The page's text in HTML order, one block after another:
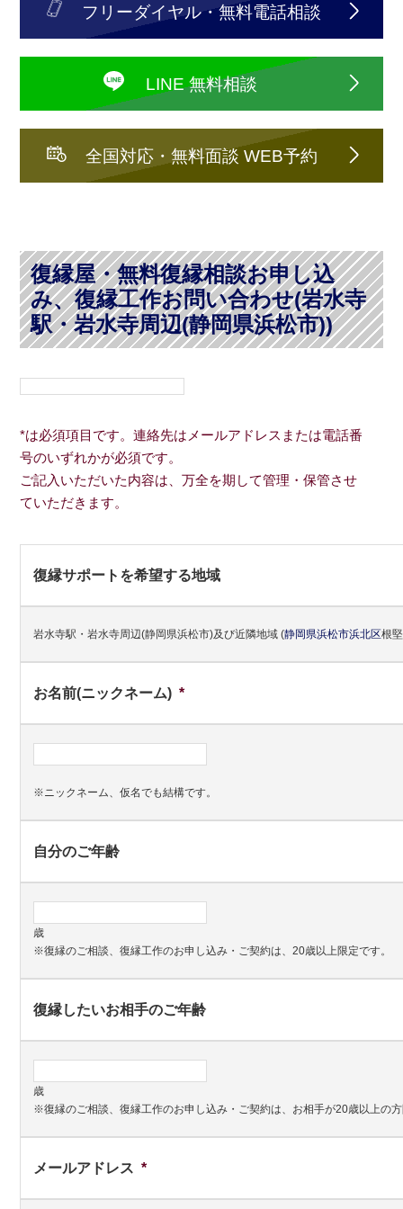
フリーダイヤル・無料電話相談
LINE 無料相談
全国対応・無料面談 WEB予約
復縁屋・無料復縁相談お申し込
み、復縁工作お問い合わせ(岩水寺
駅・岩水寺周辺(静岡県浜松市))
*は必須項目です。連絡先はメールアドレスまたは電話番
号のいずれかが必須です。
ご記入いただいた内容は、万全を期して管理・保管させ
ていただきます。
復縁サポートを希望する地域
岩水寺駅・岩水寺周辺(静岡県浜松市)及び近隣地域(静岡県浜松市浜北区根
お名前(ニックネーム) *
※ニックネーム、仮名でも結構です。
自分のご年齢
歳
※復縁のご相談、復縁工作のお申し込み・ご契約は、20歳以上限定です。
復縁したいお相手のご年齢
歳
※復縁のご相談、復縁工作のお申し込み・ご契約は、お相手が20歳以上の
メールアドレス *